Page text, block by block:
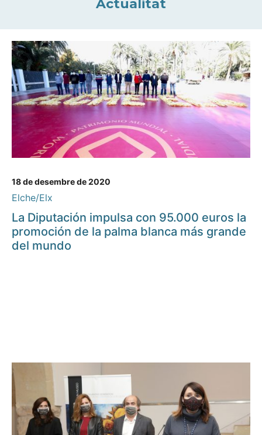
Actualitat
18 de desembre de 2020
Elche/Elx
La Diputación impulsa con 95.000 euros la
promoción de la palma blanca más grande
del mundo